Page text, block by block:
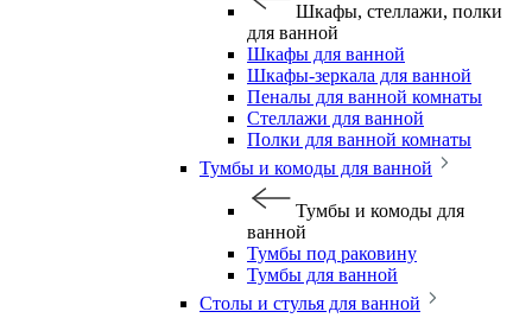
Шкафы, стеллажи, полки
для ванной
Шкафы для ванной
Шкафы-зеркала для ванной
Пеналы для ванной комнаты
Стеллажи для ванной
Полки для ванной комнаты
Тумбы и комоды для ванной
Тумбы и комоды для
ванной
Тумбы под раковину
Тумбы для ванной
Столы и стулья для ванной